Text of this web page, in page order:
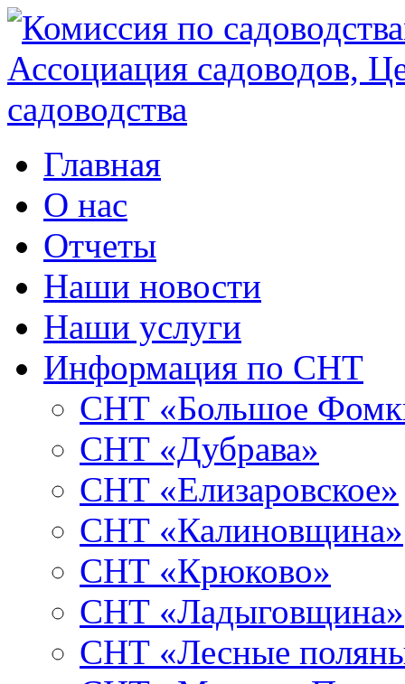
Главная
О нас
Отчеты
Наши новости
Наши услуги
Информация по СНТ
СНТ «Большое
СНТ «Дубрава»
СНТ «Елизаровское»
СНТ «Калиновщина»
СНТ «Крюково»
СНТ «Ладыговщина»
СНТ «Лесные